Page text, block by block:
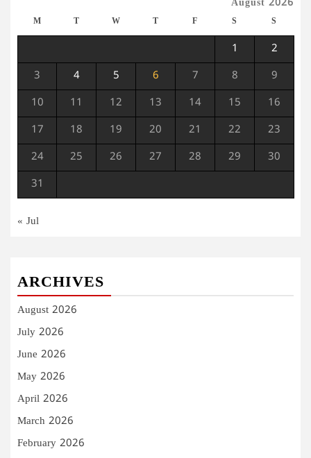
August 2026
M T W T F S S
1 2
3 4 5 6 7 8 9
10 11 12 13 14 15 16
17 18 19 20 21 22 23
24 25 26 27 28 29 30
31
« Jul
ARCHIVES
August 2026
July 2026
June 2026
May 2026
April 2026
March 2026
February 2026